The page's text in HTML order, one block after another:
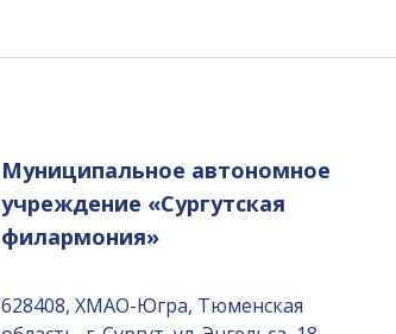
Муниципальное автономное
учреждение «Сургутская
филармония»
628408, ХМАО-Югра, Тюменская